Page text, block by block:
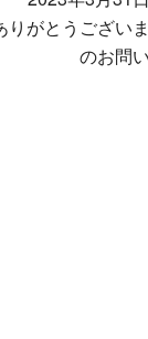
りがとうござい
のお問